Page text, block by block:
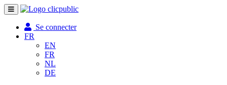
Toggle
navigation
Se connecter
FR
EN
FR
NL
DE